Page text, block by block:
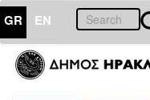
GR EN
ΤΟΠΟΣ
ΜΑΣ